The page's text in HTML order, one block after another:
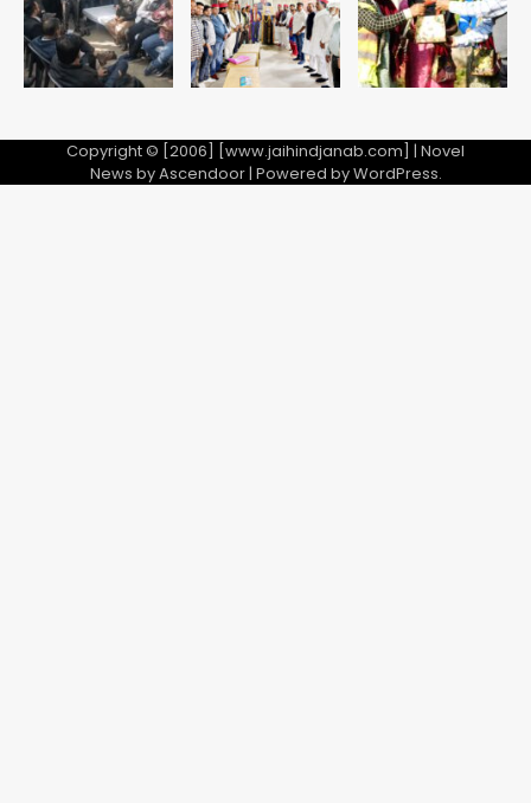
5
गई, 3 स्टार रेटिंग
Copyright © [2006] [www.jaihindjanab.com] | Novel
News byAscendoor| Powered byWordPress.